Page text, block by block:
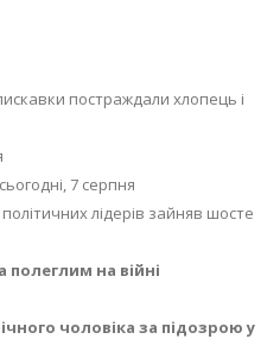
постраждали хлопець і
7 серпня
лідерів зайняв шосте
полеглим на війні
чоловіка за підозрою у